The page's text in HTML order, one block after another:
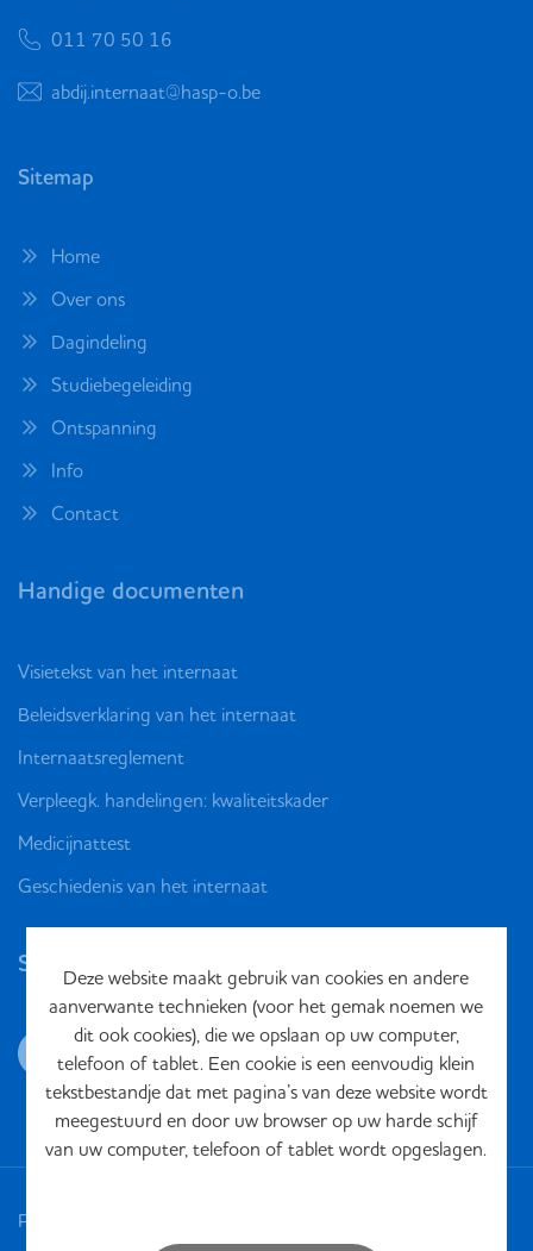
Deze website maakt gebruik van cookies en andere
aanverwante technieken (voor het gemak noemen we
dit ook cookies), die we opslaan op uw computer,
telefoon of tablet. Een cookie is een eenvoudig klein
tekstbestandje dat met pagina’s van deze website wordt
meegestuurd en door uw browser op uw harde schijf
van uw computer, telefoon of tablet wordt opgeslagen.
011 70 50 16
abdij.internaat@hasp-o.be
Sitemap
Home
Over ons
Dagindeling
Studiebegeleiding
Ontspanning
Info
Contact
Handige documenten
Visietekst van het internaat
Beleidsverklaring van het internaat
Internaatsreglement
Verpleegk. handelingen: kwaliteitskader
Medicijnattest
Geschiedenis van het internaat
Social media
Privacy